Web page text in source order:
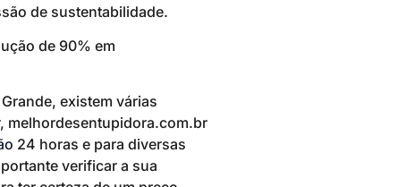
de sustentabilidade.
de 90% em
existem várias
melhordesentupidora.com.br
24 horas e para diversas
verificar a sua